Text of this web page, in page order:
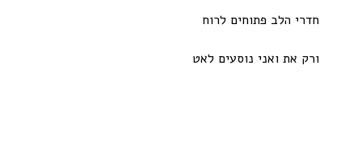
חדרי הלב פתוחים לרוח
ורק את ואני נוסעים לאט